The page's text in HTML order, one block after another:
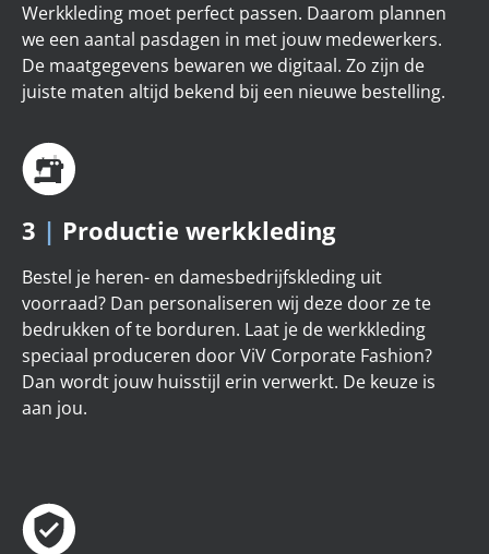
Werkkleding moet perfect passen. Daarom plannen
we een aantal pasdagen in met jouw medewerkers.
De maatgegevens bewaren we digitaal. Zo zijn de
juiste maten altijd bekend bij een nieuwe bestelling.
3 | Productie werkkleding
Bestel je heren- en damesbedrijfskleding uit
voorraad? Dan personaliseren wij deze door ze te
bedrukken of te borduren. Laat je de werkkleding
speciaal produceren door ViV Corporate Fashion?
Dan wordt jouw huisstijl erin verwerkt. De keuze is
aan jou.